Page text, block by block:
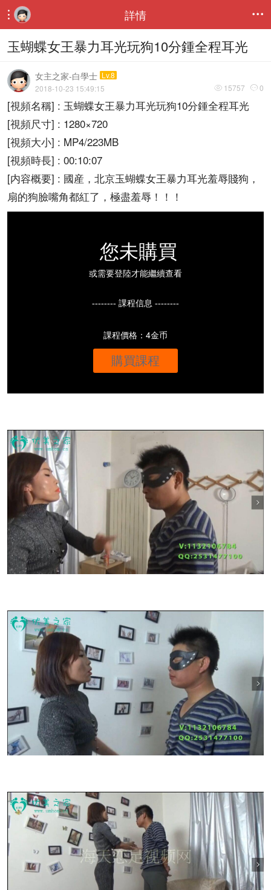
 詳情 
玉蝴蝶女王暴力耳光玩狗10分鍾全程耳光
女主之家-白學士 Lv.8
 15757  0
2018-10-23 15:49:15
[視頻名稱] : 玉蝴蝶女王暴力耳光玩狗10分鍾全程耳光
[視頻尺寸] : 1280×720
[視頻大小] : MP4/223MB
[視頻時長] : 00:10:07
[内容概要] : 國産，北京玉蝴蝶女王暴力耳光羞辱賤狗，
扇的狗臉嘴角都紅了，極盡羞辱！！！
您未購買
或需要登陸才能繼續查看
-------- 課程信息 --------
課程價格：4金币
購買課程